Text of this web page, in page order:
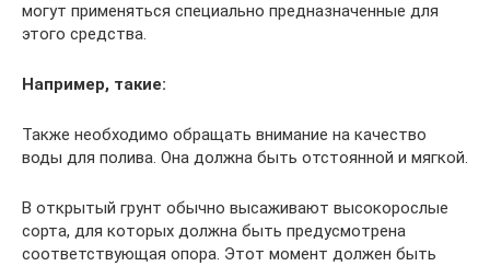
могут применяться специально предназначенные для
этого средства.
Например, такие:
Также необходимо обращать внимание на качество
воды для полива. Она должна быть отстоянной и мягкой.
В открытый грунт обычно высаживают высокорослые
сорта, для которых должна быть предусмотрена
соответствующая опора. Этот момент должен быть